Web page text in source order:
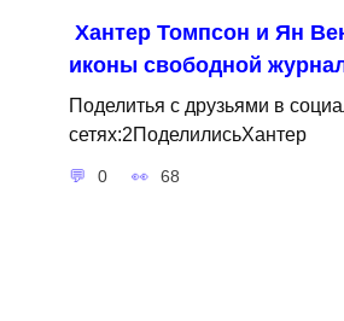
Хантер Томпсон и Ян
иконы свободной
Поделитья с друзьями в
сетях:2ПоделилисьХантер
0 68